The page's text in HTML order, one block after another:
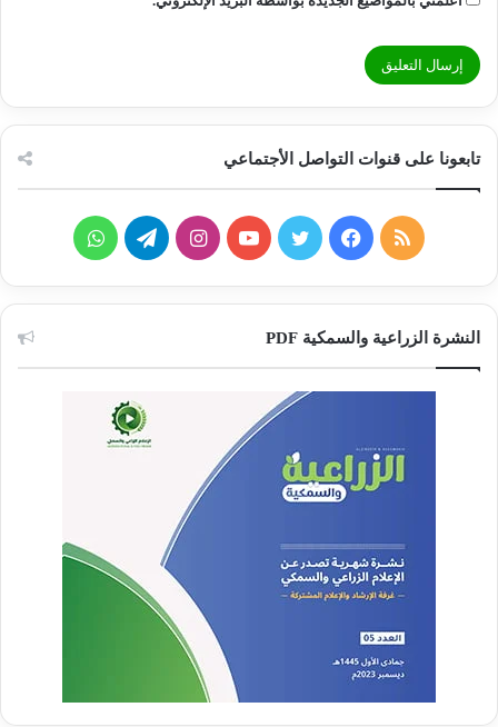
تابعونا على قنوات التواصل الأجتماعي
ملخص
الموقع
فيسبوكتويتر يوتيوبانستقرامتيلقرامواتساب
النشرة الزراعية والسمكية PDF